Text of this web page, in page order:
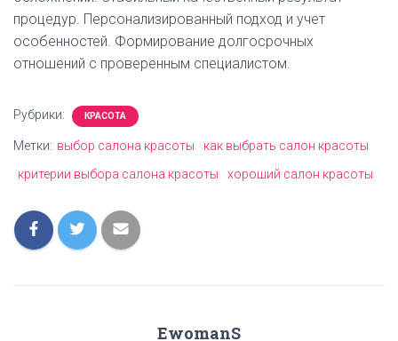
процедур. Персонализированный подход и учет
особенностей. Формирование долгосрочных
отношений с проверенным специалистом.
Рубрики: КРАСОТА
Метки: выбор салона красоты
как выбрать салон красоты
критерии выбора салона красоты
хороший салон красоты
EwomanS